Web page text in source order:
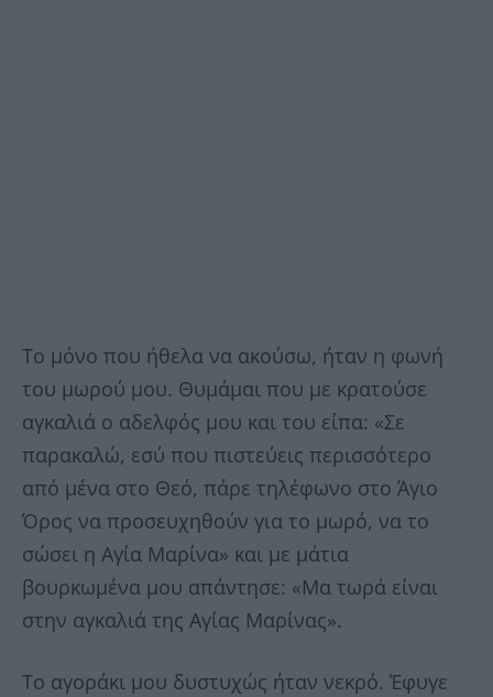
Το μόνο που ήθελα να ακούσω, ήταν η φωνή
του μωρού μου. Θυμάμαι που με κρατούσε
αγκαλιά ο αδελφός μου και του είπα: «Σε
παρακαλώ, εσύ που πιστεύεις περισσότερο
από μένα στο Θεό, πάρε τηλέφωνο στο Άγιο
Όρος να προσευχηθούν για το μωρό, να το
σώσει η Αγία Μαρίνα» και με μάτια
βουρκωμένα μου απάντησε: «Μα τωρά είναι
στην αγκαλιά της Αγίας Μαρίνας».
Το αγοράκι μου δυστυχώς ήταν νεκρό. Έφυγε